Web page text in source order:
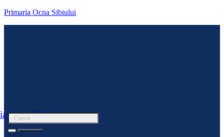
Primaria Ocna Sibiului
Ocna Sibiului